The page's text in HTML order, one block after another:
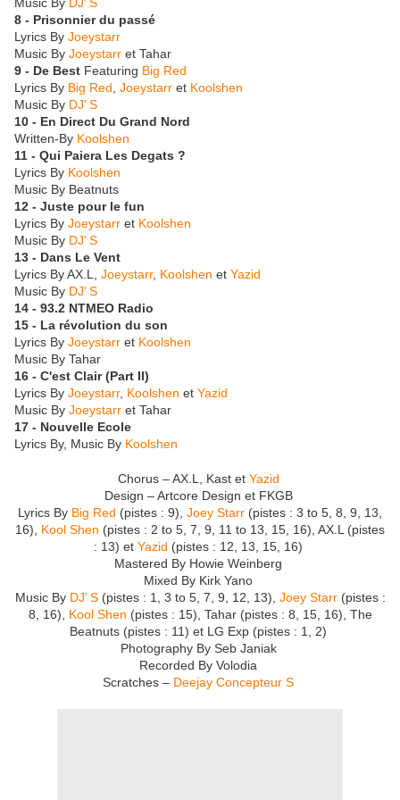
8 - Prisonnier du passé
Lyrics By Joeystarr
Music By Joeystarr et Tahar
9 - De Best Featuring Big Red
Lyrics By Big Red Joeystarr et Koolshen
Music By DJ' S
10 - En Direct Du Grand Nord
Written-By Koolshen
11 - Qui Paiera Les Degats ?
Lyrics By Koolshen
Music By Beatnuts
12 - Juste pour le fun
Lyrics By Joeystarr et Koolshen
Music By DJ' S
13 - Dans Le Vent
Lyrics By AX.L, Joeystarr, Koolshen et Yazid
Music By DJ' S
14 - 93.2 NTMEO Radio
15 - La révolution du son
Lyrics By Joeystarr et Koolshen
Music By Tahar
16 - C'est Clair (Part II)
Lyrics By Joeystarr, Koolshen et Yazid
Music By Joeystarr et Tahar
17 - Nouvelle Ecole
Lyrics By, Music By Koolshen
Chorus – AX.L, Kast et Yazid
Design – Artcore Design et FKGB
Lyrics By Big Red (pistes : 9), Joey Starr (pistes : 3 to 5, 8, 9, 13,
16), Kool Shen (pistes : 2 to 5, 7, 9, 11 to 13, 15, 16), AX.L (pistes
: 13) et Yazid (pistes : 12, 13, 15, 16)
Mastered By Howie Weinberg
Mixed By Kirk Yano
Music By DJ' S(pistes : 1, 3 to 5, 7, 9, 12, 13), Joey Starr(pistes :
8, 16), Kool Shen (pistes : 15), Tahar (pistes : 8, 15, 16), The
Beatnuts (pistes : 11) et LG Exp (pistes : 1, 2)
Photography By Seb Janiak
Recorded By Volodia
Scratches – Deejay Concepteur S